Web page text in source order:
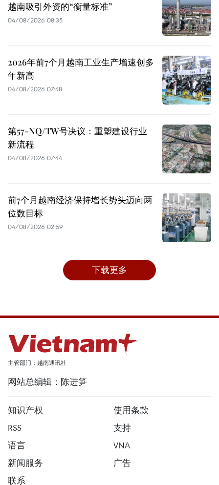
越南吸引外资的“衡量标准”
04/08/2026 08:35
2026年前7个月越南工业生产增速创多
年新高
04/08/2026 07:48
第57-NQ/TW号决议：重塑建设行业
新流程
04/08/2026 07:44
前7个月越南经济保持增长势头迈向两
位数目标
04/08/2026 02:59
下载更多
主管部门：越南通讯社
网站总编辑：陈进笋
知识产权
使用条款
RSS
支持
语言
VNA
新闻服务
广告
联系